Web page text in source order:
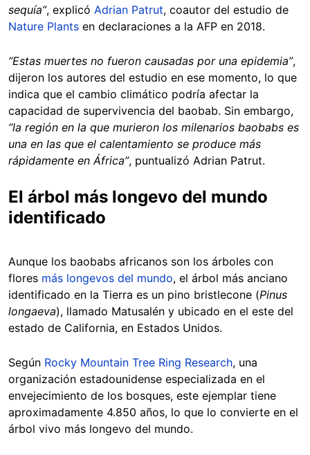
sequía”, explicó Adrian Patrut, coautor del estudio de
Nature Plants en declaraciones a la AFP en 2018.
“Estas muertes no fueron causadas por una epidemia”,
dijeron los autores del estudio en ese momento, lo que
indica que el cambio climático podría afectar la
capacidad de supervivencia del baobab. Sin embargo,
“la región en la que murieron los milenarios baobabs es
una en las que el calentamiento se produce más
rápidamente en África”, puntualizó Adrian Patrut.
El árbol más longevo del mundo
identificado
Aunque los baobabs africanos son los árboles con
flores más longevos del mundo, el árbol más anciano
identificado en la Tierra es un pino bristlecone (Pinus
longaeva), llamado Matusalén y ubicado en el este del
estado de California, en Estados Unidos.
Según Rocky Mountain Tree Ring Research, una
organización estadounidense especializada en el
envejecimiento de los bosques, este ejemplar tiene
aproximadamente 4.850 años, lo que lo convierte en el
árbol vivo más longevo del mundo.